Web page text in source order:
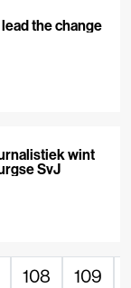
the change
wint
SvJ
108 109